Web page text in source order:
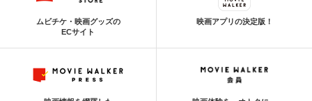
ムビチケ・映画グッズの
ECサイト
映画アプリの決定版！